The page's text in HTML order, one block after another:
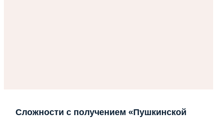
Сложности с получением «Пушкинской